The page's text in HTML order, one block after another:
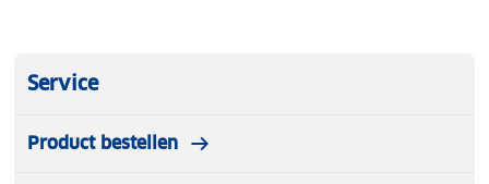
Service
Product bestellen